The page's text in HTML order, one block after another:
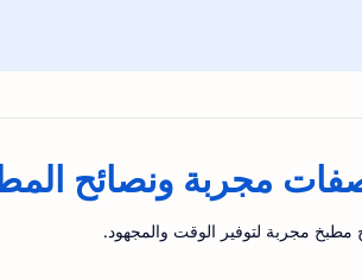
مجربة ونصائح
مجربة لتوفير الوقت والمجهود.